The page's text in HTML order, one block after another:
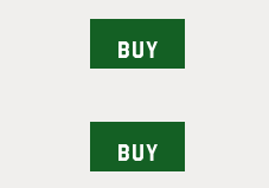
BUY
BUY